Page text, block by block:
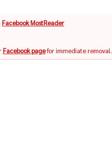
Facebook MostReader
Facebook pagefor immediate removal.